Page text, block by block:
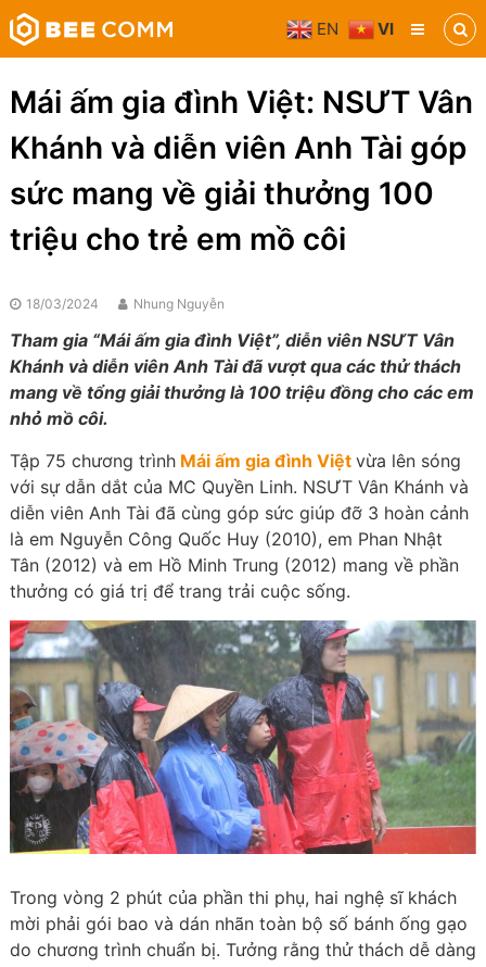
Skip
to
content
Bee
Comm
Truyền
thông
phương
tiện
Mái ấm gia đình Việt: NSƯT Vân
Khánh và diễn viên Anh Tài góp
sức mang về giải thưởng 100
triệu cho trẻ em mồ côi
18/03/2024 Nhung Nguyễn
Tham gia “Mái ấm gia đình Việt”, diễn viên NSƯT Vân
Khánh và diễn viên Anh Tài đã vượt qua các thử thách
mang về tổng giải thưởng là 100 triệu đồng cho các em
nhỏ mồ côi.
Tập 75 chương trìnhMái ấm gia đình Việt vừa lên sóng
với sự dẫn dắt của MC Quyền Linh. NSƯT Vân Khánh và
diễn viên Anh Tài đã cùng góp sức giúp đỡ 3 hoàn cảnh
là em Nguyễn Công Quốc Huy (2010), em Phan Nhật
Tân (2012) và em Hồ Minh Trung (2012) mang về phần
thưởng có giá trị để trang trải cuộc sống.
Trong vòng 2 phút của phần thi phụ, hai nghệ sĩ khách
mời phải gói bao và dán nhãn toàn bộ số bánh ống gạo
do chương trình chuẩn bị. Tưởng rằng thử thách dễ dàng
EN VI